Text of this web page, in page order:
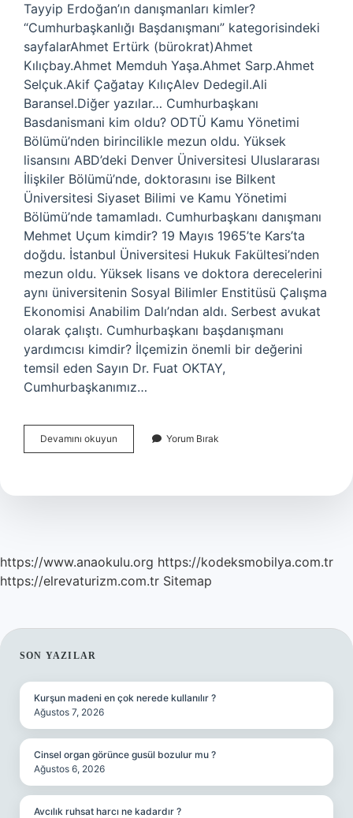
Tayyip Erdoğan’ın danışmanları kimler?
“Cumhurbaşkanlığı Başdanışmanı” kategorisindeki
sayfalarAhmet Ertürk (bürokrat)Ahmet
Kılıçbay.Ahmet Memduh Yaşa.Ahmet Sarp.Ahmet
Selçuk.Akif Çağatay KılıçAlev Dedegil.Ali
Baransel.Diğer yazılar… Cumhurbaşkanı
Basdanismani kim oldu? ODTÜ Kamu Yönetimi
Bölümü’nden birincilikle mezun oldu. Yüksek
lisansını ABD’deki Denver Üniversitesi Uluslararası
İlişkiler Bölümü’nde, doktorasını ise Bilkent
Üniversitesi Siyaset Bilimi ve Kamu Yönetimi
Bölümü’nde tamamladı. Cumhurbaşkanı danışmanı
Mehmet Uçum kimdir? 19 Mayıs 1965’te Kars’ta
doğdu. İstanbul Üniversitesi Hukuk Fakültesi’nden
mezun oldu. Yüksek lisans ve doktora derecelerini
aynı üniversitenin Sosyal Bilimler Enstitüsü Çalışma
Ekonomisi Anabilim Dalı’ndan aldı. Serbest avukat
olarak çalıştı. Cumhurbaşkanı başdanışmanı
yardımcısı kimdir? İlçemizin önemli bir değerini
temsil eden Sayın Dr. Fuat OKTAY,
Cumhurbaşkanımız…
Devamını okuyun Cumhurbaşkanı
Danışmanı
Yorum Bırak
https://www.anaokulu.org https://kodeksmobilya.com.tr
https://elrevaturizm.com.tr Sitemap
SIDEBAR
SON YAZILAR
Kurşun madeni en çok nerede kullanılır ?
Ağustos 7, 2026
Cinsel organ görünce gusül bozulur mu ?
Ağustos 6, 2026
Avcılık ruhsat harcı ne kadardır ?